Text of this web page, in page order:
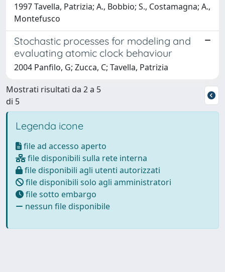
1997 Tavella, Patrizia; A., Bobbio; S., Costamagna; A.,
Montefusco
Stochastic processes for modeling and
evaluating atomic clock behaviour
2004 Panfilo, G; Zucca, C; Tavella, Patrizia
Mostrati risultati da 2 a 5
di 5
Legenda icone
file ad accesso aperto
file disponibili sulla rete interna
file disponibili agli utenti autorizzati
file disponibili solo agli amministratori
file sotto embargo
nessun file disponibile